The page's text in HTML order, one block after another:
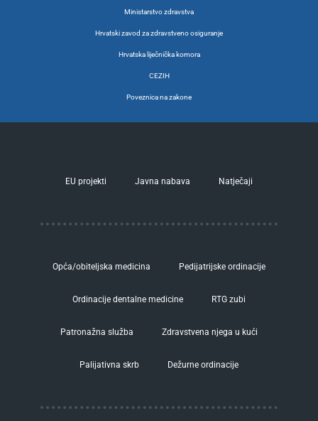
Ministarstvo zdravstva
Hrvatski zavod za zdravstveno osiguranje
Hrvatska liječnička komora
CEZIH
Poveznica na zakone
EU projekti Javna nabava Natječaji
Opća/obiteljska medicina Pedijatrijske ordinacije
Ordinacije dentalne medicine RTG zubi
Patronažna služba Zdravstvena njega u kući
Palijativna skrb Dežurne ordinacije